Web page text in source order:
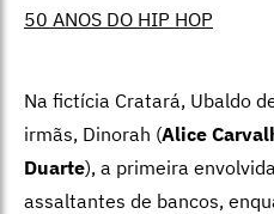
50 ANOS DO HIP HOP
Na fictícia Cratará, Ubaldo
irmãs, Dinorah (Alice
Duarte), a primeira
assaltantes de bancos,